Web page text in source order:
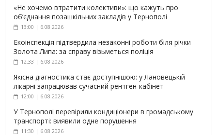
«Не хочемо втратити колективи»: що кажуть про
об’єднання позашкільних закладів у Тернополі
13:00 | 6.08.2026
Екоінспекція підтвердила незаконні роботи біля річки
Золота Липа: за справу візьметься поліція
12:33 | 6.08.2026
Якісна діагностика стає доступнішою: у Лановецькій
лікарні запрацював сучасний рентген-кабінет
12:00 | 6.08.2026
У Тернополі перевірили кондиціонери в громадському
транспорті: виявили одне порушення
11:30 | 6.08.2026